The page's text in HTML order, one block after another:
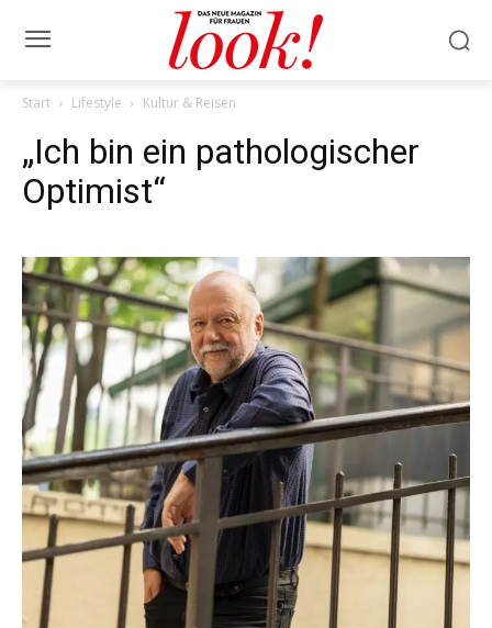
Start Lifestyle Kultur & Reisen
„Ich bin ein pathologischer
Optimist“